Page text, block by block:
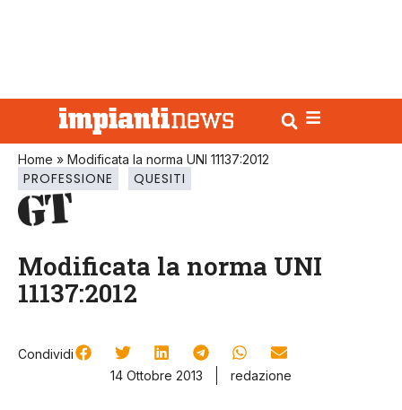
Home » Modificata la norma UNI 11137:2012
PROFESSIONE QUESITI
Modificata la norma UNI
11137:2012
Condividi
14 Ottobre 2013
redazione